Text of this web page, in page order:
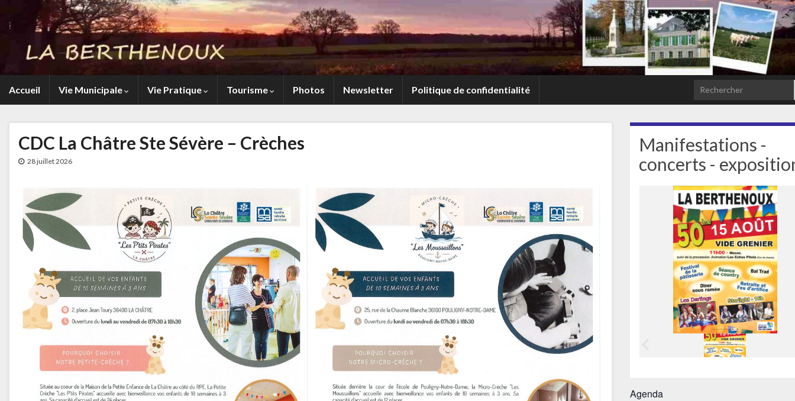
Accueil Vie Municipale Vie Pratique Tourisme Photos Newsletter Politique de confidentialité Search for:
CDC La Châtre Ste Sévère – Crèches
28 juillet 2026
Manifestations -
concerts -
Agenda